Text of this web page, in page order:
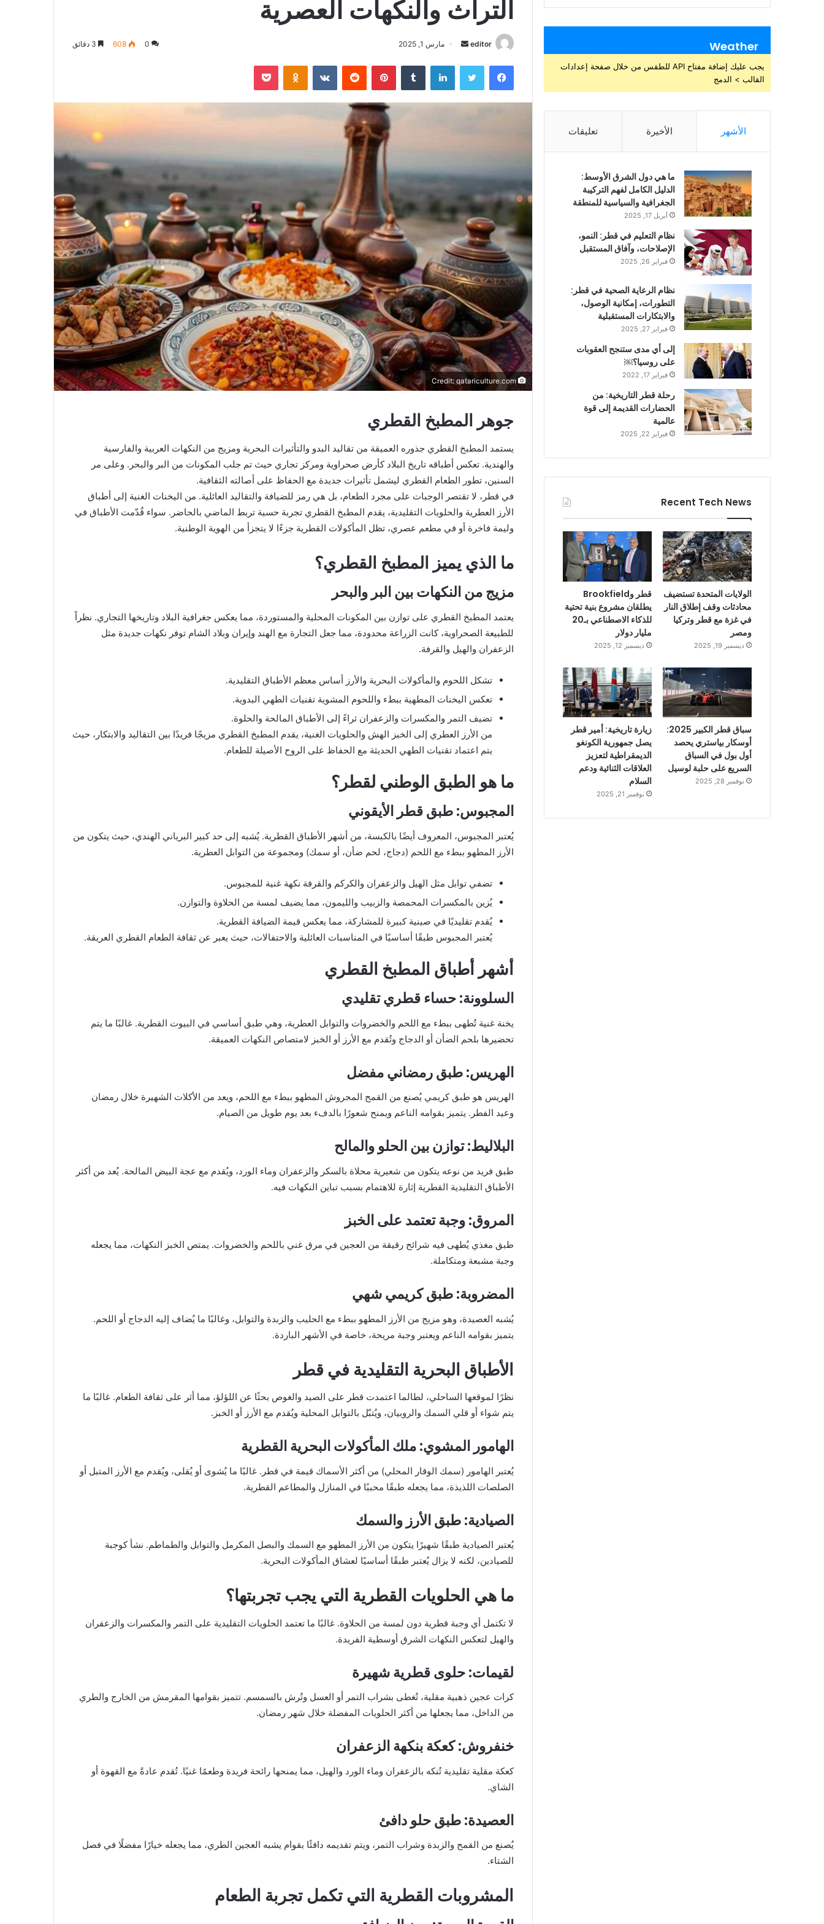
التراث والنكهات العصرية
editor
ل
ب
إ
ك
ر
و
ن
ي
ا
مارس 1, 2025 0
608
فيسبوك لينكدإن بينتيريست
جوهر المطبخ القطري
يستمد المطبخ القطري جذوره العميقة من تقاليد البدو والتأثيرات البحرية ومزيج من النكهات العربية والفارسية
والهندية. تعكس أطباقه تاريخ البلاد كأرض صحراوية ومركز تجاري حيث تم جلب المكونات من البر والبحر. وعلى مر
السنين، تطور الطعام القطري ليشمل تأثيرات جديدة مع الحفاظ على أصالته الثقافية.
في قطر، لا تقتصر الوجبات على مجرد الطعام، بل هي رمز للضيافة والتقاليد العائلية. من اليخنات الغنية إلى أطباق
الأرز العطرية والحلويات التقليدية، يقدم المطبخ القطري تجربة حسية تربط الماضي بالحاضر. سواء قُدّمت الأطباق في
وليمة فاخرة أو في مطعم عصري، تظل المأكولات القطرية جزءًا لا يتجزأ من الهوية الوطنية.
ما الذي يميز المطبخ القطري؟
مزيج من النكهات بين البر والبحر
يعتمد المطبخ القطري على توازن بين المكونات المحلية والمستوردة، مما يعكس جغرافية البلاد وتاريخها التجاري. نظراً
للطبيعة الصحراوية، كانت الزراعة محدودة، مما جعل التجارة مع الهند وإيران وبلاد الشام توفر نكهات جديدة مثل
الزعفران والهيل والقرفة.
تشكل اللحوم والمأكولات البحرية والأرز أساس معظم الأطباق التقليدية.
تعكس اليخنات المطهية ببطء واللحوم المشوية تقنيات الطهي البدوية.
تضيف التمر والمكسرات والزعفران ثراءً إلى الأطباق المالحة والحلوة.
من الأرز العطري إلى الخبز الهش والحلويات الغنية، يقدم المطبخ القطري مزيجًا فريدًا بين التقاليد والابتكار، حيث
يتم اعتماد تقنيات الطهي الحديثة مع الحفاظ على الروح الأصيلة للطعام.
ما هو الطبق الوطني لقطر؟
المجبوس: طبق قطر الأيقوني
يُعتبر المجبوس، المعروف أيضًا بالكبسة، من أشهر الأطباق القطرية. يُشبه إلى حد كبير البرياني الهندي، حيث يتكون من
الأرز المطهو ببطء مع اللحم (دجاج، لحم ضأن، أو سمك) ومجموعة من التوابل العطرية.
تضفي توابل مثل الهيل والزعفران والكركم والقرفة نكهة غنية للمجبوس.
يُزين بالمكسرات المحمصة والزبيب والليمون، مما يضيف لمسة من الحلاوة والتوازن.
يُقدم تقليديًا في صينية كبيرة للمشاركة، مما يعكس قيمة الضيافة القطرية.
يُعتبر المجبوس طبقًا أساسيًا في المناسبات العائلية والاحتفالات، حيث يعبر عن ثقافة الطعام القطري العريقة.
أشهر أطباق المطبخ القطري
السلوونة: حساء قطري تقليدي
يخنة غنية تُطهى ببطء مع اللحم والخضروات والتوابل العطرية، وهي طبق أساسي في البيوت القطرية. غالبًا ما يتم
تحضيرها بلحم الضأن أو الدجاج وتُقدم مع الأرز أو الخبز لامتصاص النكهات العميقة.
الهريس: طبق رمضاني مفضل
الهريس هو طبق كريمي يُصنع من القمح المجروش المطهو ببطء مع اللحم، ويعد من الأكلات الشهيرة خلال رمضان
وعيد الفطر. يتميز بقوامه الناعم ويمنح شعورًا بالدفء بعد يوم طويل من الصيام.
البلاليط: توازن بين الحلو والمالح
طبق فريد من نوعه يتكون من شعيرية محلاة بالسكر والزعفران وماء الورد، ويُقدم مع عجة البيض المالحة. يُعد من أكثر
الأطباق التقليدية القطرية إثارة للاهتمام بسبب تباين النكهات فيه.
المروق: وجبة تعتمد على الخبز
طبق مغذي يُطهى فيه شرائح رقيقة من العجين في مرق غني باللحم والخضروات. يمتص الخبز النكهات، مما يجعله
وجبة مشبعة ومتكاملة.
المضروبة: طبق كريمي شهي
يُشبه العصيدة، وهو مزيج من الأرز المطهو ببطء مع الحليب والزبدة والتوابل، وغالبًا ما يُضاف إليه الدجاج أو اللحم.
يتميز بقوامه الناعم ويعتبر وجبة مريحة، خاصة في الأشهر الباردة.
الأطباق البحرية التقليدية في قطر
نظرًا لموقعها الساحلي، لطالما اعتمدت قطر على الصيد والغوص بحثًا عن اللؤلؤ، مما أثر على ثقافة الطعام. غالبًا ما
يتم شواء أو قلي السمك والروبيان، ويُتبّل بالتوابل المحلية ويُقدم مع الأرز أو الخبز.
الهامور المشوي: ملك المأكولات البحرية القطرية
يُعتبر الهامور (سمك الوقار المحلي) من أكثر الأسماك قيمة في قطر. غالبًا ما يُشوى أو يُقلى، ويُقدم مع الأرز المتبل أو
الصلصات اللذيذة، مما يجعله طبقًا محببًا في المنازل والمطاعم القطرية.
الصيادية: طبق الأرز والسمك
يُعتبر الصيادية طبقًا شهيرًا يتكون من الأرز المطهو مع السمك والبصل المكرمل والتوابل والطماطم. نشأ كوجبة
للصيادين، لكنه لا يزال يُعتبر طبقًا أساسيًا لعشاق المأكولات البحرية.
ما هي الحلويات القطرية التي يجب تجربتها؟
لا تكتمل أي وجبة قطرية دون لمسة من الحلاوة. غالبًا ما تعتمد الحلويات التقليدية على التمر والمكسرات والزعفران
والهيل لتعكس النكهات الشرق أوسطية الفريدة.
لقيمات: حلوى قطرية شهيرة
كرات عجين ذهبية مقلية، تُغطى بشراب التمر أو العسل وتُرش بالسمسم. تتميز بقوامها المقرمش من الخارج والطري
من الداخل، مما يجعلها من أكثر الحلويات المفضلة خلال شهر رمضان.
خنفروش: كعكة بنكهة الزعفران
كعكة مقلية تقليدية تُنكه بالزعفران وماء الورد والهيل، مما يمنحها رائحة فريدة وطعمًا غنيًا. تُقدم عادةً مع القهوة أو
الشاي.
العصيدة: طبق حلو دافئ
يُصنع من القمح والزبدة وشراب التمر، ويتم تقديمه دافئًا بقوام يشبه العجين الطري، مما يجعله خيارًا مفضلًا في فصل
الشتاء.
المشروبات القطرية التي تكمل تجربة الطعام
Weather
يجب عليك إضافة مفتاح API للطقس من خلال صفحة إعدادات
القالب > الدمج
الأشهر الأخيرة تعليقات
ما هي دول الشرق الأوسط:
الدليل الكامل لفهم التركيبة
الجغرافية والسياسية للمنطقة
أبريل 17, 2025
نظام التعليم في قطر: النمو،
الإصلاحات، وآفاق المستقبل
فبراير 26, 2025
نظام الرعاية الصحية في قطر:
التطورات، إمكانية الوصول،
والابتكارات المستقبلية
فبراير 27, 2025
إلى أي مدى ستنجح العقوبات
على روسيا؟￼
فبراير 17, 2022
رحلة قطر التاريخية: من
الحضارات القديمة إلى قوة
عالمية
فبراير 22, 2025
Recent Tech News
الولايات المتحدة تستضيف
محادثات وقف إطلاق النار
في غزة مع قطر وتركيا
ومصر
ديسمبر 19, 2025
قطر وBrookfield
يطلقان مشروع بنية تحتية
للذكاء الاصطناعي بـ20
مليار دولار
ديسمبر 12, 2025
سباق قطر الكبير 2025:
أوسكار بياستري يحصد
أول بول في السباق
السريع على حلبة لوسيل
نوفمبر 28, 2025
زيارة تاريخية: أمير قطر
يصل جمهورية الكونغو
الديمقراطية لتعزيز
العلاقات الثنائية ودعم
السلام
نوفمبر 21, 2025